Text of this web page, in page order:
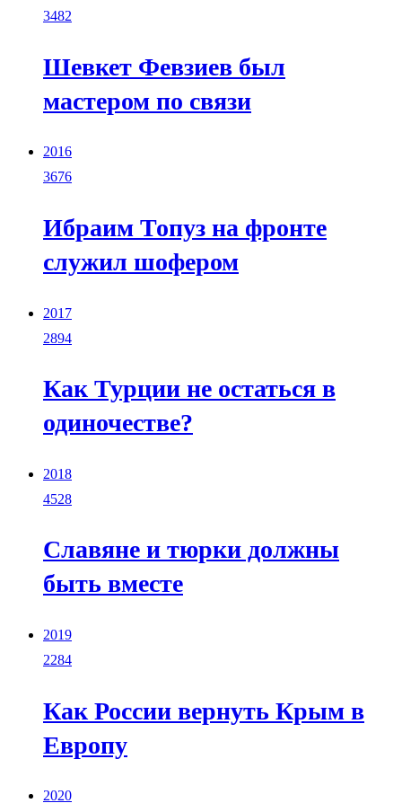
3482
Шевкет Февзиев был
мастером по связи
2016
3676
Ибраим Топуз на фронте
служил шофером
2017
2894
Как Турции не остаться в
одиночестве?
2018
4528
Славяне и тюрки должны
быть вместе
2019
2284
Как России вернуть Крым в
Европу
2020